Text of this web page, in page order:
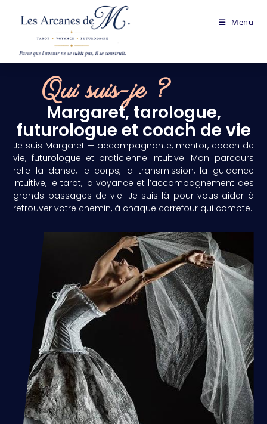
Menu
Qui suis-je ?
Margaret, tarologue,
futurologue et coach de vie
Je suis Margaret — accompagnante, mentor, coach de
vie, futurologue et praticienne intuitive. Mon parcours
relie la danse, le corps, la transmission, la guidance
intuitive, le tarot, la voyance et l’accompagnement des
grands passages de vie. Je suis là pour vous aider à
retrouver votre chemin, à chaque carrefour qui compte.